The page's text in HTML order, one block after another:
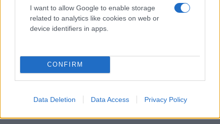
I want to allow Google to enable storage
related to analytics like cookies on web or
device identifiers in apps.
CONFIRM
Data Deletion Data Access Privacy Policy